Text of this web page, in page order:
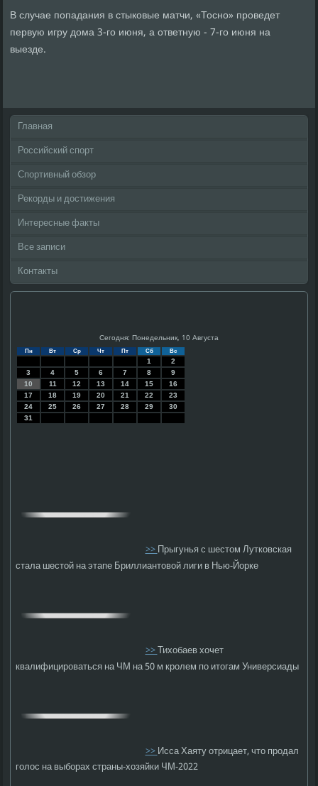
В случае попадания в стыковые матчи, «Тосно» проведет
первую игру дома 3-го июня, а ответную - 7-го июня на
выезде.
Главная
Российский спорт
Спортивный обзор
Рекорды и достижения
Интересные факты
Все записи
Контакты
Сегодня: Понедельник, 10 Августа
Пн Вт Ср Чт Пт Сб Вс
1
2
3
4 5 6 7 8
9
10
11 12 13 14 15
16
17
18 19 20 21 22
23
24
25 26 27 28 29
30
31
>>Прыгунья с шестом Лутковская
стала шестой на этапе Бриллиантовой лиги в Нью-Йорке
>>Тихобаев хочет
квалифицироваться на ЧМ на 50 м кролем по итогам Универсиады
>>Исса Хаяту отрицает, что продал
голос на выборах страны-хозяйки ЧМ-2022